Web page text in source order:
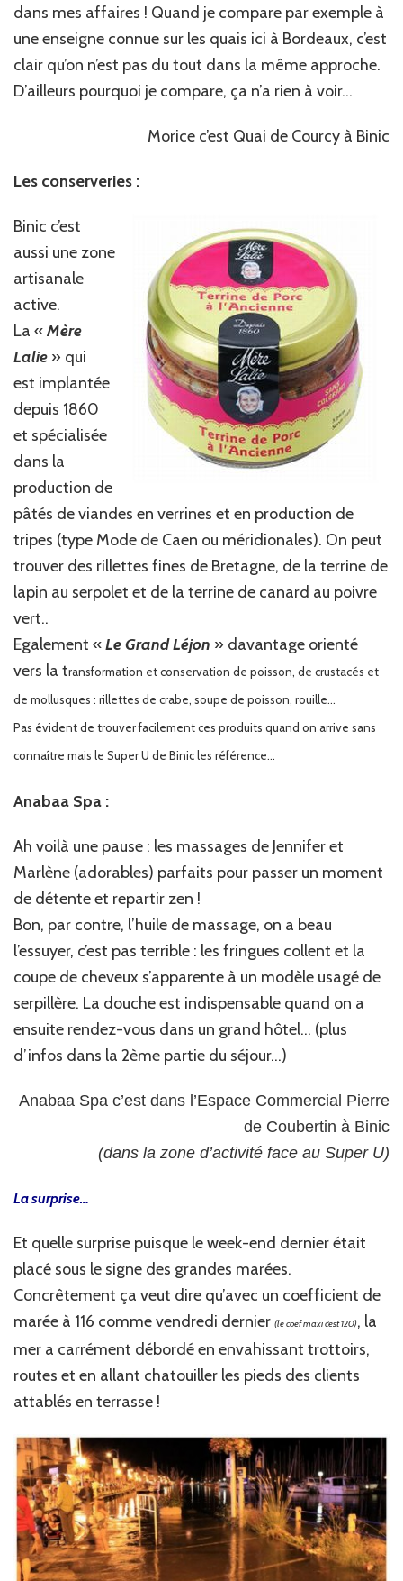
dans mes affaires ! Quand je compare par exemple à
une enseigne connue sur les quais ici à Bordeaux, c’est
clair qu’on n’est pas du tout dans la même approche.
D’ailleurs pourquoi je compare, ça n’a rien à voir…
Morice c’est Quai de Courcy à Binic
Les conserveries :
Binic c’est
aussi une zone
artisanale
active.
La «Mère
Lalie » qui
est implantée
depuis 1860
et spécialisée
dans la
production de
pâtés de viandes en verrines et en production de
tripes (type Mode de Caen ou méridionales). On peut
trouver des rillettes fines de Bretagne, de la terrine de
lapin au serpolet et de la terrine de canard au poivre
vert..
Egalement «Le Grand Léjon » davantage orienté
vers la transformation et conservation de poisson, de crustacés et
de mollusques : rillettes de crabe, soupe de poisson, rouille…
Pas évident de trouver facilement ces produits quand on arrive sans
connaître mais le Super U de Binic les référence…
Anabaa Spa :
Ah voilà une pause : les massages de Jennifer et
Marlène (adorables) parfaits pour passer un moment
de détente et repartir zen !
Bon, par contre, l’huile de massage, on a beau
l’essuyer, c’est pas terrible : les fringues collent et la
coupe de cheveux s’apparente à un modèle usagé de
serpillère. La douche est indispensable quand on a
ensuite rendez-vous dans un grand hôtel… (plus
d’infos dans la 2ème partie du séjour…)
Anabaa Spa c’est dans l’Espace Commercial Pierre
de Coubertin à Binic
(dans la zone d’activité face au Super U)
La surprise…
Et quelle surprise puisque le week-end dernier était
placé sous le signe des grandes marées.
Concrêtement ça veut dire qu’avec un coefficient de
marée à 116 comme vendredi dernier (le coef maxi c’est 120), la
mer a carrément débordé en envahissant trottoirs,
routes et en allant chatouiller les pieds des clients
attablés en terrasse !